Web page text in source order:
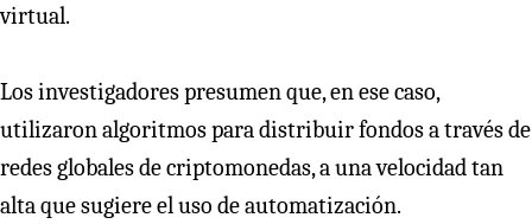
virtual.
Los investigadores presumen que, en ese caso,
utilizaron algoritmos para distribuir fondos a través de
redes globales de criptomonedas, a una velocidad tan
alta que sugiere el uso de automatización.